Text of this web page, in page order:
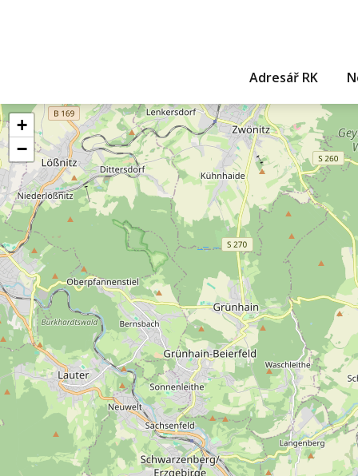
Adresář RK
+
−